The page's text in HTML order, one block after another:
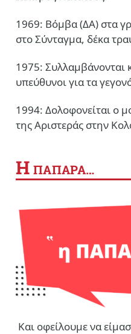
1969: Βόμβα (ΔΑ) στα
στο Σύνταγμα, δέκα
1975: Συλλαμβάνονται
υπεύθυνοι για τα
1994: Δολοφονείται ο
της Αριστεράς στην
Η ΠΑΠΑΡΑ…
Και οφείλουμε να